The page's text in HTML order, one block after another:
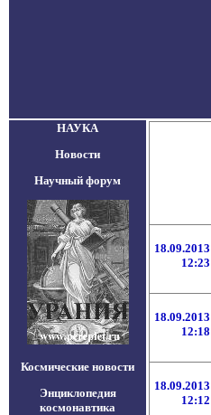
НАУКА
Новости
Научный форум
Космические новости
Энциклопедия
космонавтика
18.09.2013
12:23
18.09.2013
12:18
18.09.2013
12:12